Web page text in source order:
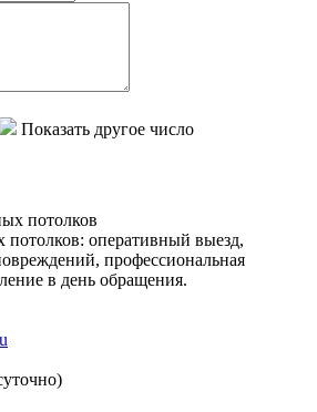
Показать другое число
оперативный выезд,
профессиональная
в день обращения.